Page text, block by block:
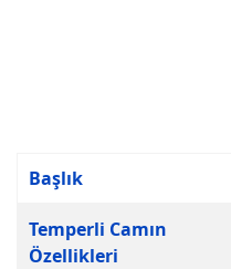
Başlık
Temperli Camın
Özellikleri